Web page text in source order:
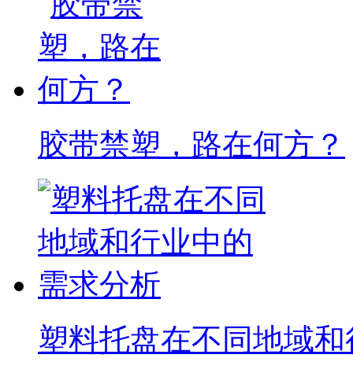
开通新加坡-哈尔滨航线 谈妥了！6年内加薪62%！美东港口避
热门推荐
从租赁到循环共享，